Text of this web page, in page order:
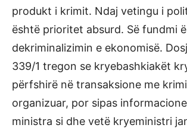
produkt i krimit. Ndaj vetingu i
është prioritet absurd. Së fundmi
dekriminalizimin e ekonomisë.
339/1 tregon se kryebashkiakët
përfshirë në transaksione me
organizuar, por sipas
ministra si dhe vetë kryeministri